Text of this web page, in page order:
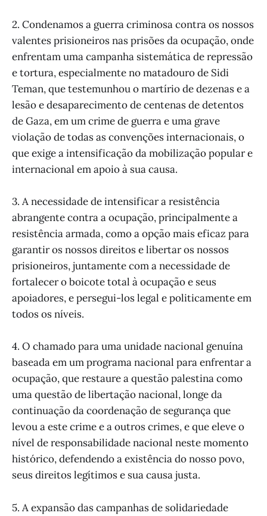
2. Condenamos a guerra criminosa contra os nossos
valentes prisioneiros nas prisões da ocupação, onde
enfrentam uma campanha sistemática de repressão
e tortura, especialmente no matadouro de Sidi
Teman, que testemunhou o martírio de dezenas e a
lesão e desaparecimento de centenas de detentos
de Gaza, em um crime de guerra e uma grave
violação de todas as convenções internacionais, o
que exige a intensificação da mobilização popular e
internacional em apoio à sua causa.
3. A necessidade de intensificar a resistência
abrangente contra a ocupação, principalmente a
resistência armada, como a opção mais eficaz para
garantir os nossos direitos e libertar os nossos
prisioneiros, juntamente com a necessidade de
fortalecer o boicote total à ocupação e seus
apoiadores, e persegui-los legal e politicamente em
todos os níveis.
4. O chamado para uma unidade nacional genuína
baseada em um programa nacional para enfrentar a
ocupação, que restaure a questão palestina como
uma questão de libertação nacional, longe da
continuação da coordenação de segurança que
levou a este crime e a outros crimes, e que eleve o
nível de responsabilidade nacional neste momento
histórico, defendendo a existência do nosso povo,
seus direitos legítimos e sua causa justa.
5. A expansão das campanhas de solidariedade